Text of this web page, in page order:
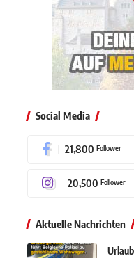
Social Media
21,800 Follower
20,500 Follower
Aktuelle Nachrichten